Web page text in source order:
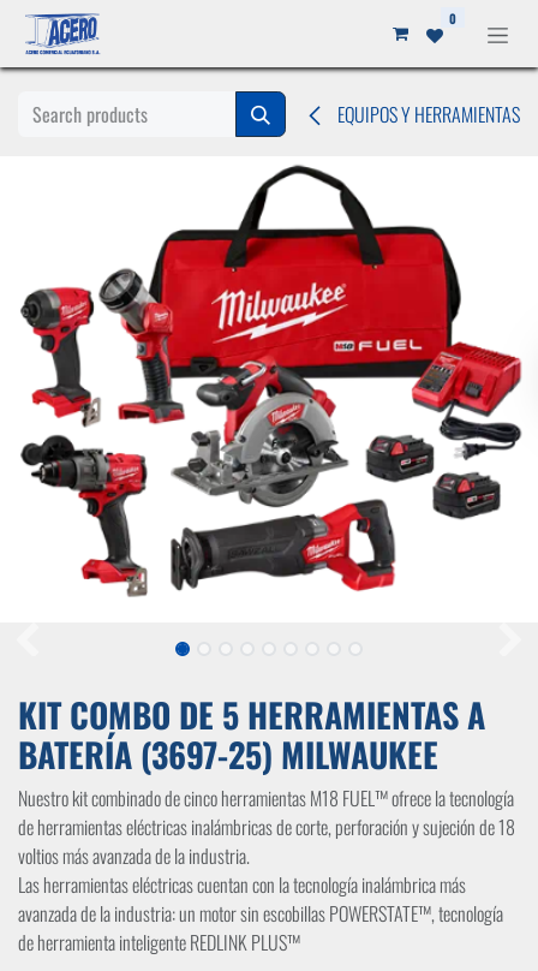
Ir al contenido 0
EQUIPOS Y HERRAMIENTAS
KIT COMBO DE 5 HERRAMIENTAS A
BATERÍA (3697-25) MILWAUKEE
Nuestro kit combinado de cinco herramientas M18 FUEL™ ofrece la tecnología
de herramientas eléctricas inalámbricas de corte, perforación y sujeción de 18
voltios más avanzada de la industria.
Las herramientas eléctricas cuentan con la tecnología inalámbrica más
avanzada de la industria: un motor sin escobillas POWERSTATE™, tecnología
de herramienta inteligente REDLINK PLUS™